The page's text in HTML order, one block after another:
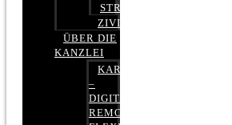
STRAFRECHT
ZIVILRECHT
ÜBER DIE
KANZLEI
KARRIERE
–
DIGITAL,
REMOTE,